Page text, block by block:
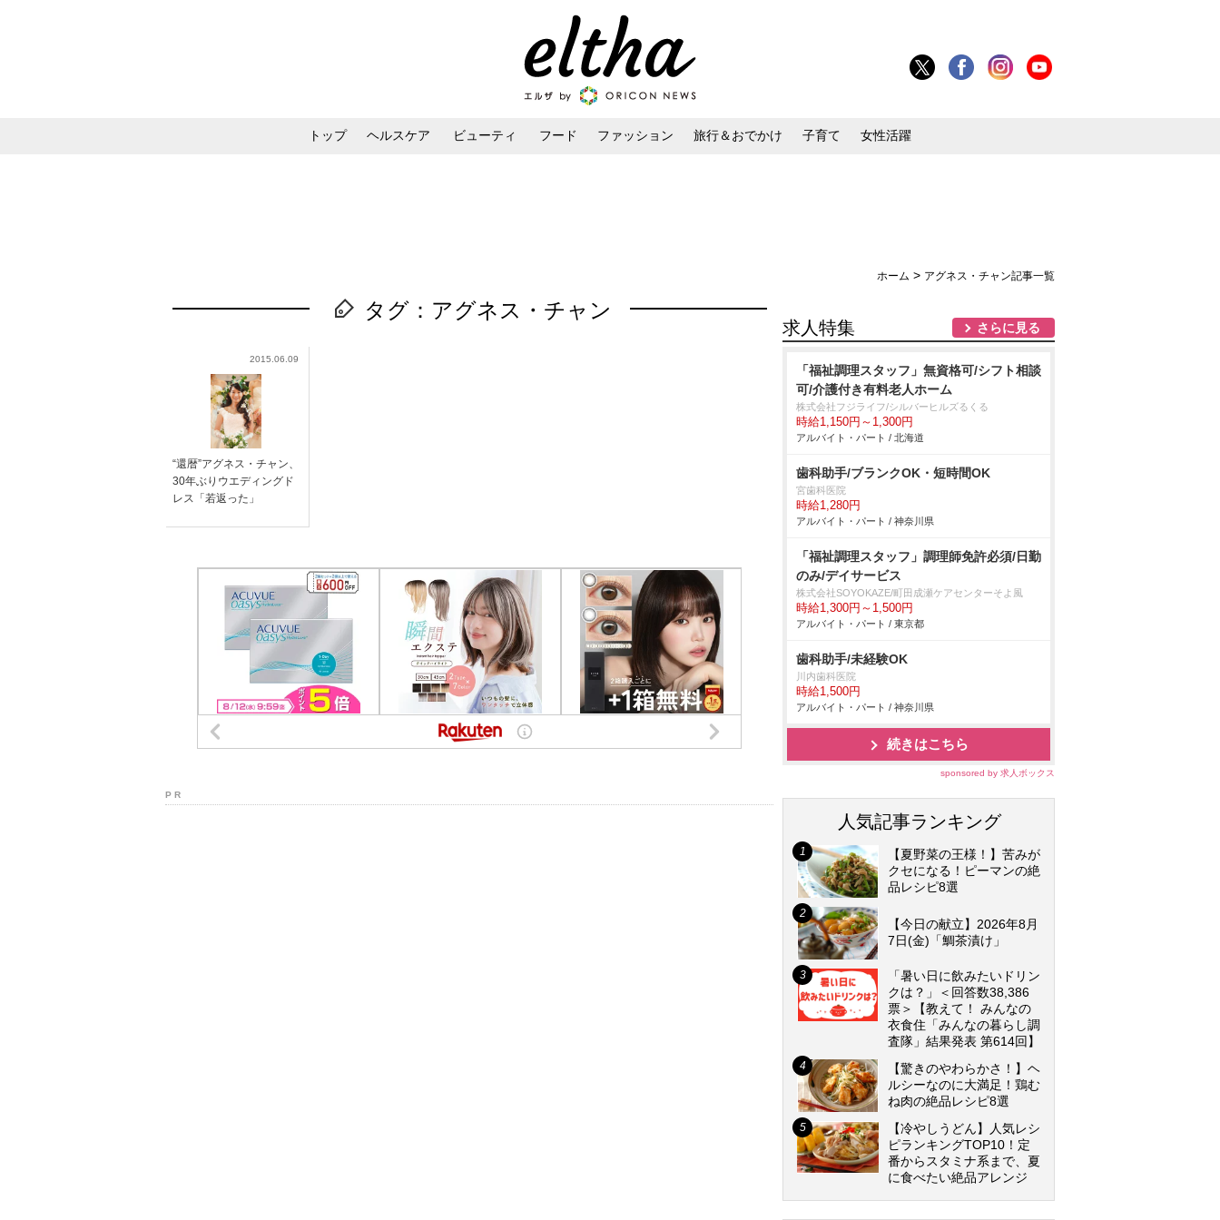
トップ ヘルスケア ビューティ フード ファッション 旅行＆おでかけ 子育て 女性活躍
ホーム > アグネス・チャン記事一覧
タグ：アグネス・チャン
2015.06.09
“還暦”アグネス・チャン、
30年ぶりウエディングド
レス「若返った」
P R
求人特集 さらに見る
「福祉調理スタッフ」無資格可/シフト相談
可/介護付き有料老人ホーム
株式会社フジライフ/シルバーヒルズるくる
時給1,150円～1,300円
アルバイト・パート / 北海道
歯科助手/ブランクOK・短時間OK
宮歯科医院
時給1,280円
アルバイト・パート / 神奈川県
「福祉調理スタッフ」調理師免許必須/日勤
のみ/デイサービス
株式会社SOYOKAZE/町田成瀬ケアセンターそよ風
時給1,300円～1,500円
アルバイト・パート / 東京都
歯科助手/未経験OK
川内歯科医院
時給1,500円
アルバイト・パート / 神奈川県
続きはこちら
sponsored by 求人ボックス
人気記事ランキング
【夏野菜の王様！】苦みが
クセになる！ピーマンの絶
品レシピ8選
【今日の献立】2026年8月
7日(金)「鯛茶漬け」
「暑い日に飲みたいドリン
クは？」＜回答数38,386
票＞【教えて！ みんなの
衣食住「みんなの暮らし調
査隊」結果発表 第614回】
【驚きのやわらかさ！】ヘ
ルシーなのに大満足！鶏む
ね肉の絶品レシピ8選
【冷やしうどん】人気レシ
ピランキングTOP10！定
番からスタミナ系まで、夏
に食べたい絶品アレンジ